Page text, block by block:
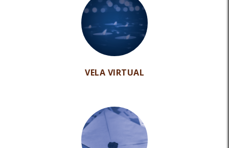
VELA VIRTUAL